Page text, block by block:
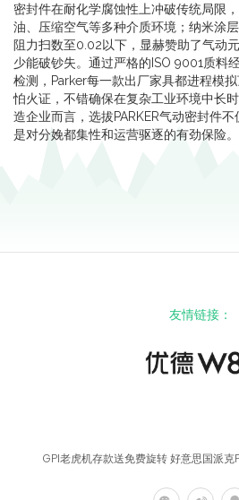
密封件在耐化学腐蚀性上冲破传统局限
油、压缩空气等多种介质环境；纳米涂
阻力扫数至0.02以下，显赫赞助了气动
少能破钞失。通过严格的ISO 9001质料
检测，Parker每一款出厂家具都进程模
怕火证，不错确保在复杂工业环境中长
造企业而言，选拔PARKER气动密封件
是对分娩都集性和运营驱逐的有劲保险。
友情链接：
GPI老虎机存款送免费旋转 好意思国派克